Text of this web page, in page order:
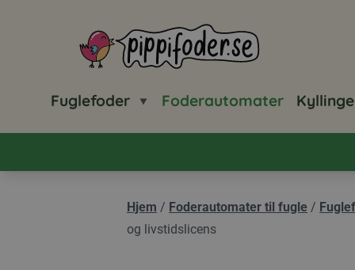
Pippifoder logo
Fuglefoder Foderautomater
Hjem / Foderautomater til fugle /
og livstidslicens